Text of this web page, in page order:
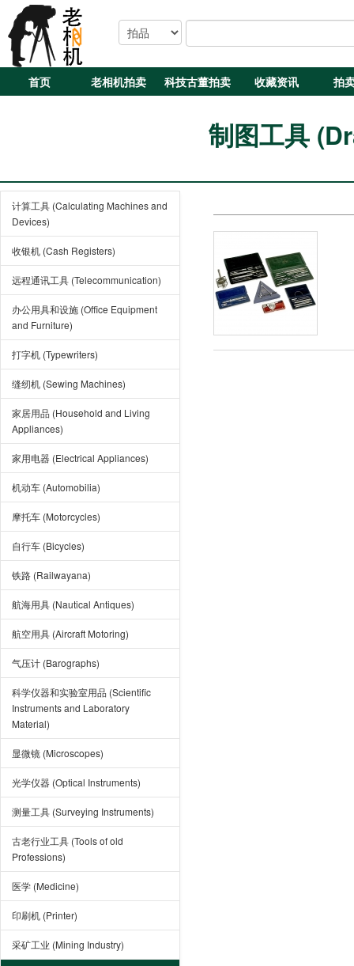
首页 老相机拍卖 科技古董拍卖 收藏资讯 拍
制图工具
计算工具 (Calculating Machines and
Devices)
收银机 (Cash Registers)
远程通讯工具 (Telecommunication)
办公用具和设施 (Office Equipment
and Furniture)
打字机 (Typewriters)
缝纫机 (Sewing Machines)
家居用品 (Household and Living
Appliances)
家用电器 (Electrical Appliances)
机动车 (Automobilia)
摩托车 (Motorcycles)
自行车 (Bicycles)
铁路 (Railwayana)
航海用具 (Nautical Antiques)
航空用具 (Aircraft Motoring)
气压计 (Barographs)
科学仪器和实验室用品 (Scientific
Instruments and Laboratory
Material)
显微镜 (Microscopes)
光学仪器 (Optical Instruments)
测量工具 (Surveying Instruments)
古老行业工具 (Tools of old
Professions)
医学 (Medicine)
印刷机 (Printer)
采矿工业 (Mining Industry)